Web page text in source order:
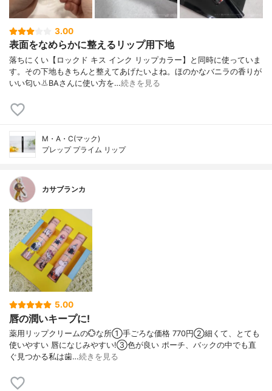
3.00
表面をなめらかに整えるリップ用下地
落ちにくい【ロックド キス インク リップカラー】と同時に使っていま
す。その下地もきちんと整えてあげたいよね。ほのかなバニラの香りが
いい匂い👃BAさんに使い方を…続きを見る
M・A・C(マック)
プレップ プライム リップ
カサブランカ
5.00
唇の潤いキープに!
薬用リップクリームの💮な所①手ごろな価格 770円②細くて、とても
使いやすい 唇になじみやすい!③色が良い ポーチ、バックの中でも直
ぐ見つかる私は歯…続きを見る